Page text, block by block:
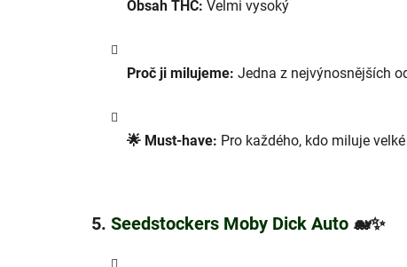
Obsah THC: Velmi vysoký
Proč ji milujeme: Jedna z nejvýnosnějších
🌟 Must-have: Pro každého, kdo miluje
5. Seedstockers Moby Dick Auto 🐋✨